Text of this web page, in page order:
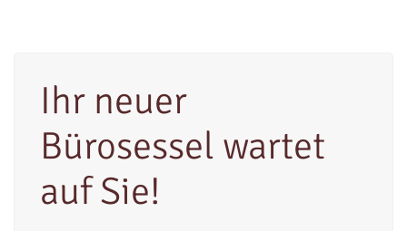
Ihr neuer
Bürosessel wartet
auf Sie!